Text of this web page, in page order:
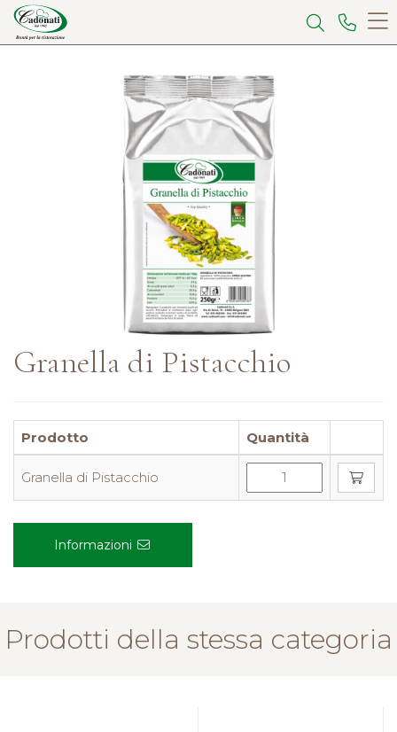
Granella di Pistacchio
Prodotto Quantità
Granella di Pistacchio
Informazioni
Prodotti della stessa categoria